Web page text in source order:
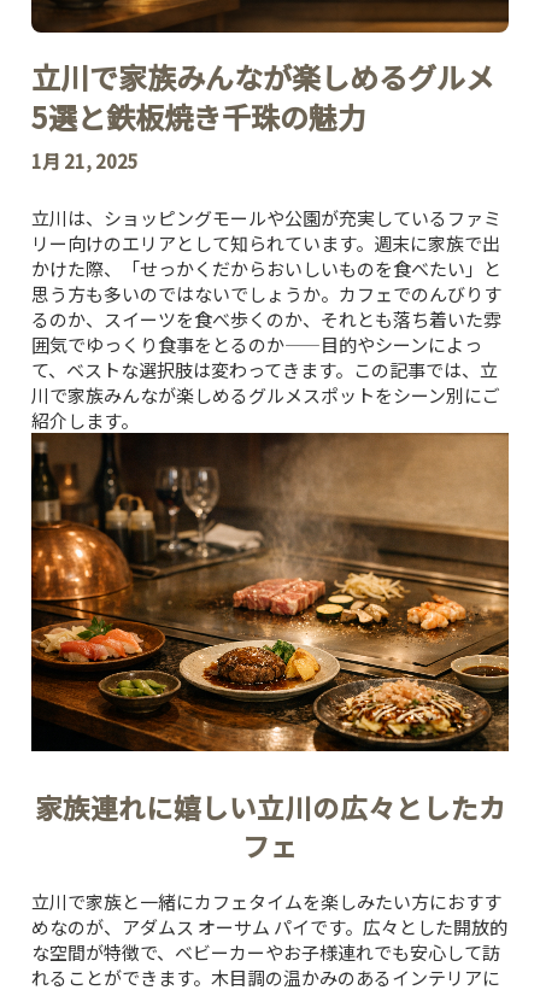
立川で家族みんなが楽しめるグルメ
5選と鉄板焼き千珠の魅力
1月 21, 2025
立川は、ショッピングモールや公園が充実しているファミ
リー向けのエリアとして知られています。週末に家族で出
かけた際、「せっかくだからおいしいものを食べたい」と
思う方も多いのではないでしょうか。カフェでのんびりす
るのか、スイーツを食べ歩くのか、それとも落ち着いた雰
囲気でゆっくり食事をとるのか——目的やシーンによっ
て、ベストな選択肢は変わってきます。この記事では、立
川で家族みんなが楽しめるグルメスポットをシーン別にご
紹介します。
家族連れに嬉しい立川の広々としたカ
フェ
立川で家族と一緒にカフェタイムを楽しみたい方におすす
めなのが、 アダムス オーサム パイです。広々とした開放的
な空間が特徴で、ベビーカーやお子様連れでも安心して訪
れることができます。木目調の温かみのあるインテリアに